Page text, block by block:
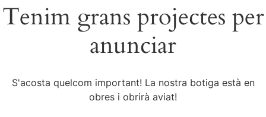
Tenim grans projectes per
anunciar
S'acosta quelcom important! La nostra botiga està en
obres i obrirà aviat!